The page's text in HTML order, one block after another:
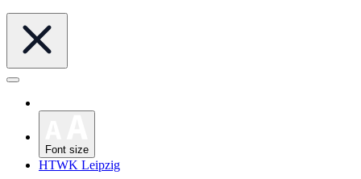
Font size
HTWK Leipzig